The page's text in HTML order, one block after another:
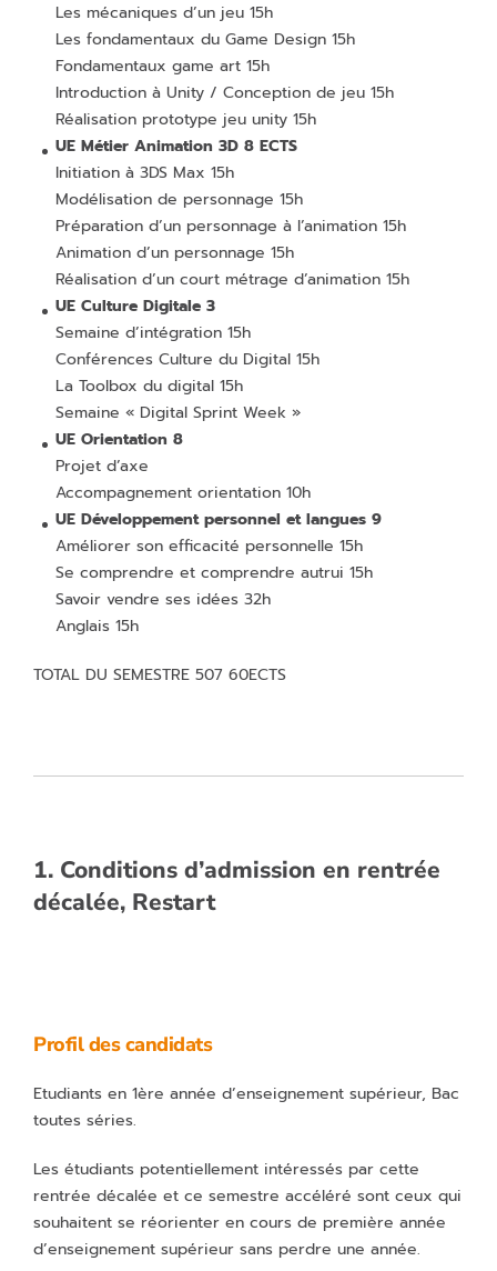
Les mécaniques d’un jeu 15h
Les fondamentaux du Game Design 15h
Fondamentaux game art 15h
Introduction à Unity / Conception de jeu 15h
Réalisation prototype jeu unity 15h
UE Métier Animation 3D 8 ECTS
Initiation à 3DS Max 15h
Modélisation de personnage 15h
Préparation d’un personnage à l’animation 15h
Animation d’un personnage 15h
Réalisation d’un court métrage d’animation 15h
UE Culture Digitale 3
Semaine d’intégration 15h
Conférences Culture du Digital 15h
La Toolbox du digital 15h
Semaine « Digital Sprint Week »
UE Orientation 8
Projet d’axe
Accompagnement orientation 10h
UE Développement personnel et langues 9
Améliorer son efficacité personnelle 15h
Se comprendre et comprendre autrui 15h
Savoir vendre ses idées 32h
Anglais 15h
TOTAL DU SEMESTRE 507 60ECTS
1. Conditions d’admission en rentrée
décalée, Restart
Profil des candidats
Etudiants en 1ère année d’enseignement supérieur, Bac
toutes séries.
Les étudiants potentiellement intéressés par cette
rentrée décalée et ce semestre accéléré sont ceux qui
souhaitent se réorienter en cours de première année
d’enseignement supérieur sans perdre une année.